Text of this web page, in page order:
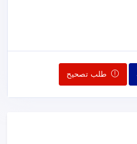
طلب تصحيح